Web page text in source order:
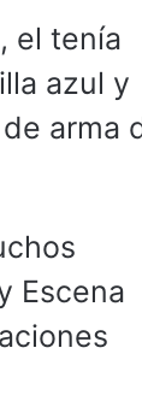
el tenía
azul y
arma
Escena